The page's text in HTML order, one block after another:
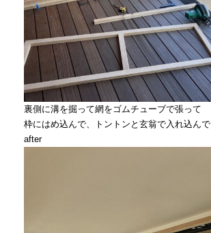
裏側に溝を掘って網をゴムチューブで張って
枠にはめ込んで、トントンと玄翁で入れ込んで
after